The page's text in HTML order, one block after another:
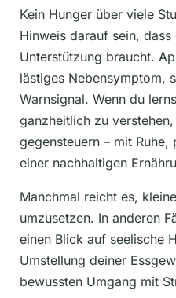
Kein Hunger über viele
Hinweis darauf sein,
Unterstützung braucht.
lästiges Nebensymptom,
Warnsignal. Wenn du
ganzheitlich zu
gegensteuern – mit Ruhe,
einer nachhaltigen
Manchmal reicht es,
umzusetzen. In anderen
einen Blick auf seelische
Umstellung deiner
bewussten Umgang mit